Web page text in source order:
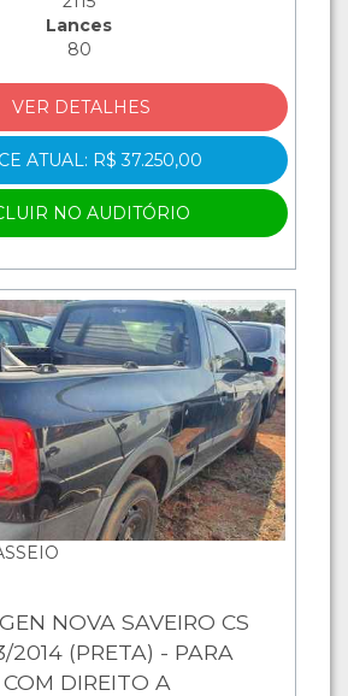
Lances
80
VER DETALHES
ATUAL: R$ 37.250,00
NO AUDITÓRIO
NOVA SAVEIRO CS
2014 (PRETA) - PARA
DIREITO A